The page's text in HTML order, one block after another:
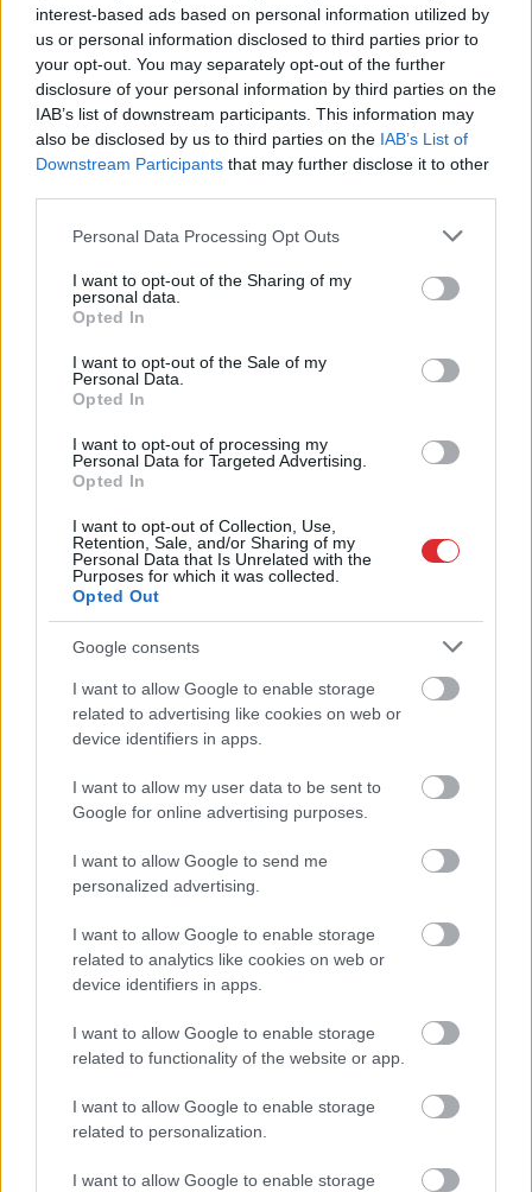
interest-based ads based on personal information utilized by
us or personal information disclosed to third parties prior to
your opt-out. You may separately opt-out of the further
disclosure of your personal information by third parties on the
IAB’s list of downstream participants. This information may
also be disclosed by us to third parties on the IAB’s List of
Downstream Participants that may further disclose it to other
Please note that this website/app uses one or more Google
not limited to your visit or usage behaviour. You may click to
grant or deny consent to Google and its third-party tags to
use your data for below specified purposes in below Google
consent section.
Personal Data Processing Opt Outs
I want to opt-out of the Sharing of my
personal data.
Opted In
I want to opt-out of the Sale of my
Personal Data.
Opted In
I want to opt-out of processing my
Personal Data for Targeted Advertising.
Opted In
I want to opt-out of Collection, Use,
Retention, Sale, and/or Sharing of my
Personal Data that Is Unrelated with the
Purposes for which it was collected.
Opted Out
Google consents
I want to allow Google to enable storage
related to advertising like cookies on web or
device identifiers in apps.
I want to allow my user data to be sent to
Google for online advertising purposes.
I want to allow Google to send me
personalized advertising.
I want to allow Google to enable storage
related to analytics like cookies on web or
device identifiers in apps.
I want to allow Google to enable storage
related to functionality of the website or app.
I want to allow Google to enable storage
related to personalization.
I want to allow Google to enable storage
Jaunas nodokļu apiešanas shēmas:
Grišins norāda uz problemātiskajām
nozarēm
Vaielektroapgādes pārtraukums
bija saistīts ar drona ielidošanu?
notika
Vai no centralizētajiem eksāmeniem
un ģimnāzijas veido savus
iestājpārbaudījumus? Skaidro
“Ja manīsim korupciju, ziņosim!”
“Ar 15% vairs nepietiks.” Nākamgad
Notikumi Irānā var ietekmēt arī
Latvijas iedzīvotāju kredītus,
brīdina ekonomists
Ne visus skolēnus var vienādi
novērtēt: Rečs skaidro, kāpēc Rīgas
skolām vajadzīgi iestājeksāmeni
Šoruden
daudzus var sagaidīt
nepatīkams pārsteigums:
ekonomists ieskicē, kas notiks ar
kritika par izlaidumu svinēšanu vēl
pirms eksāmenu rezultātiem
Atcelt Ziņot